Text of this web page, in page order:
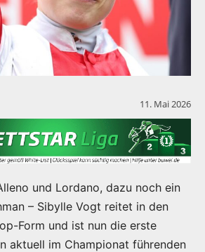
11. Mai 2026
und Lordano, dazu noch ein
– Sibylle Vogt reitet in den
Form und ist nun die erste
aktuell im Championat führenden